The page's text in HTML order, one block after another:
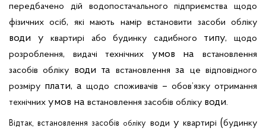
передбачено дій водопостачального підприємства
щодо
фізичних осіб, які мають намір встановити засоби обліку
води уквартирі або будинку садибного типу,щодо
розроблення, видачі технічних умов навстановлення
засобів обліку води та встановлення за це відповідного
розміру плати, ащодо споживачів – обов’язку отримання
технічних умов на встановлення засобів обліку води.
Відтак,встановлення засобів обліку води у квартирі (будинку